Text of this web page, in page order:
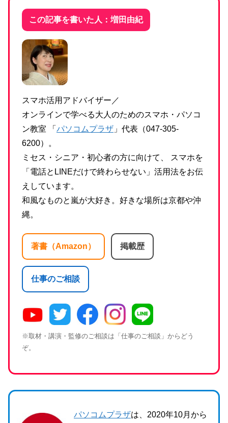
この記事を書いた人：増田由紀
スマホ活用アドバイザー／
オンラインで学べる大人のためのスマホ・パソコ
ン教室 「 パソコムプラザ 」代表（047-305-
6200）。
ミセス・シニア・初心者の方に向けて、 スマホを
「電話とLINEだけで終わらせない」活用法をお伝
えしています。
和風なものと嵐が大好き。好きな場所は京都や沖
縄。
著書（Amazon） 掲載歴
仕事のご相談
※取材・講演・監修のご相談は「仕事のご相談」からどう
ぞ。
パソコムプラザは、2020年10月から